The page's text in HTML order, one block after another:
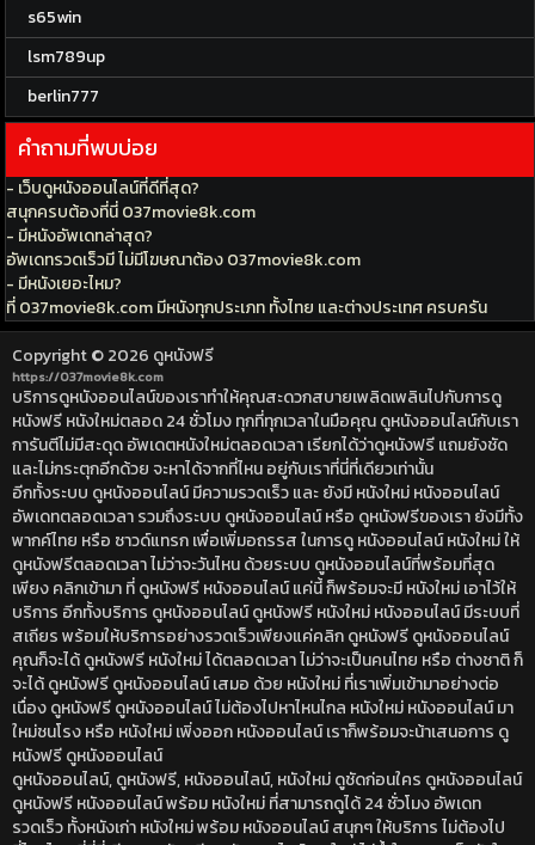
s65win
lsm789up
berlin777
คำถามที่พบบ่อย
- เว็บดูหนังออนไลน์ที่ดีที่สุด?
สนุกครบต้องที่นี่ 037movie8k.com
- มีหนังอัพเดทล่าสุด?
อัพเดทรวดเร็วมี ไม่มีโฆษณาต้อง 037movie8k.com
- มีหนังเยอะไหม?
ที่ 037movie8k.com มีหนังทุกประเภท ทั้งไทย และต่างประเทศ ครบครัน
Copyright © 2026 ดูหนังฟรี
https://037movie8k.com
บริการดูหนังออนไลน์ของเราทำให้คุณสะดวกสบายเพลิดเพลินไปกับการดู
หนังฟรี หนังใหม่ตลอด 24 ชั่วโมง ทุกที่ทุกเวลาในมือคุณ ดูหนังออนไลน์กับเรา
การันตีไม่มีสะดุด อัพเดตหนังใหม่ตลอดเวลา เรียกได้ว่าดูหนังฟรี แถมยังชัด
และไม่กระตุกอีกด้วย จะหาได้จากที่ไหน อยู่กับเราที่นี่ที่เดียวเท่านั้น
อีกทั้งระบบ ดูหนังออนไลน์ มีความรวดเร็ว และ ยังมี หนังใหม่ หนังออนไลน์
อัพเดทตลอดเวลา รวมถึงระบบ ดูหนังออนไลน์ หรือ ดูหนังฟรีของเรา ยังมีทั้ง
พากค์ไทย หรือ ซาวด์แทรก เพื่อเพิ่มอถรรส ในการดู หนังออนไลน์ หนังใหม่ ให้
ดูหนังฟรีตลอดเวลา ไม่ว่าจะวันไหน ด้วยระบบ ดูหนังออนไลน์ที่พร้อมที่สุด
เพียง คลิกเข้ามา ที่ ดูหนังฟรี หนังออนไลน์ แค่นี้ ก็พร้อมจะมี หนังใหม่ เอาไว้ให้
บริการ อีกทั้งบริการ ดูหนังออนไลน์ ดูหนังฟรี หนังใหม่ หนังออนไลน์ มีระบบที่
สเถียร พร้อมให้บริการอย่างรวดเร็วเพียงแค่คลิก ดูหนังฟรี ดูหนังออนไลน์
คุณก็จะได้ ดูหนังฟรี หนังใหม่ ได้ตลอดเวลา ไม่ว่าจะเป็นคนไทย หรือ ต่างชาติ ก็
จะได้ ดูหนังฟรี ดูหนังออนไลน์ เสมอ ด้วย หนังใหม่ ที่เราเพิ่มเข้ามาอย่างต่อ
เนื่อง ดูหนังฟรี ดูหนังออนไลน์ ไม่ต้องไปหาไหนไกล หนังใหม่ หนังออนไลน์ มา
ใหม่ชนโรง หรือ หนังใหม่ เพิ่งออก หนังออนไลน์ เราก็พร้อมจะน้าเสนอการ ดู
หนังฟรี ดูหนังออนไลน์
ดูหนังออนไลน์, ดูหนังฟรี, หนังออนไลน์, หนังใหม่ ดูชัดก่อนใคร ดูหนังออนไลน์
ดูหนังฟรี หนังออนไลน์ พร้อม หนังใหม่ ที่สามารถดูได้ 24 ชั่วโมง อัพเดท
รวดเร็ว ทั้งหนังเก่า หนังใหม่ พร้อม หนังออนไลน์ สนุกๆ ให้บริการ ไม่ต้องไป